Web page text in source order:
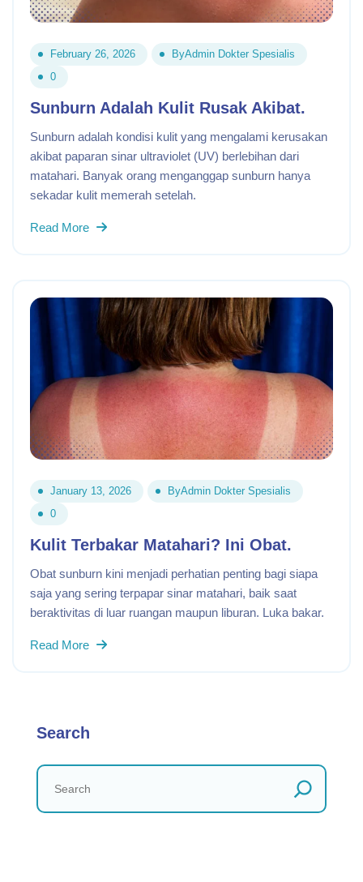
February 26, 2026 ByAdmin Dokter Spesialis
0
Sunburn Adalah Kulit Rusak Akibat.
Sunburn adalah kondisi kulit yang mengalami kerusakan
akibat paparan sinar ultraviolet (UV) berlebihan dari
matahari. Banyak orang menganggap sunburn hanya
sekadar kulit memerah setelah.
Read More
January 13, 2026 ByAdmin Dokter Spesialis
0
Kulit Terbakar Matahari? Ini Obat.
Obat sunburn kini menjadi perhatian penting bagi siapa
saja yang sering terpapar sinar matahari, baik saat
beraktivitas di luar ruangan maupun liburan. Luka bakar.
Read More
Search